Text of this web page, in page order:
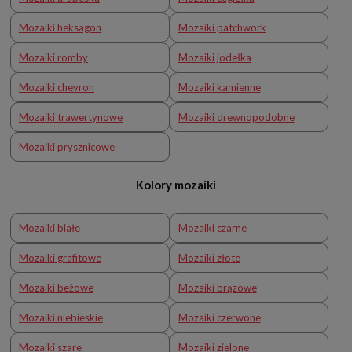
Mozaiki heksagon Mozaiki patchwork
Mozaiki romby Mozaiki jodełka
Mozaiki chevron Mozaiki kamienne
Mozaiki trawertynowe Mozaiki drewnopodobne
Mozaiki prysznicowe
Kolory mozaiki
Mozaiki białe Mozaiki czarne
Mozaiki grafitowe Mozaiki złote
Mozaiki beżowe Mozaiki brązowe
Mozaiki niebieskie Mozaiki czerwone
Mozaiki szare Mozaiki zielone